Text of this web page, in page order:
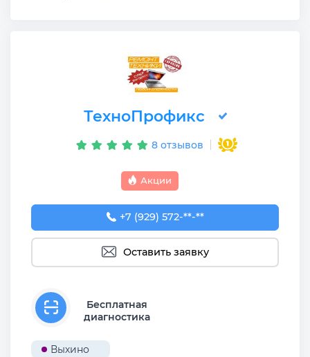
ТехноПрофикс
8 отзывов
Акции
+7 (929) 572-29-54
+7 (929) 572-**-**
Оставить заявку
Бесплатная
диагностика
Выхино